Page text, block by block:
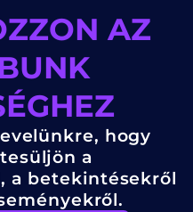
AZ
hogy
a
a betekintésekről